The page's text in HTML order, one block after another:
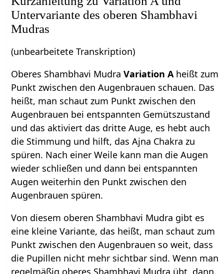
Untervariante des oberen Shambhavi
Mudras
(unbearbeitete Transkription)
Oberes Shambhavi MudraVariation Aheißt zum
Punkt zwischen den Augenbrauen schauen. Das
heißt, man schaut zum Punkt zwischen den
Augenbrauen bei entspannten Gemütszustand
und das aktiviert das dritte Auge, es hebt auch
die Stimmung und hilft, das Ajna Chakra zu
spüren. Nach einer Weile kann man die Augen
wieder schließen und dann bei entspannten
Augen weiterhin den Punkt zwischen den
Augenbrauen spüren.
Von diesem oberen Shambhavi Mudra gibt es
eine kleine Variante, das heißt, man schaut zum
Punkt zwischen den Augenbrauen so weit, dass
die Pupillen nicht mehr sichtbar sind. Wenn man
regelmäßig oberes Shambhavi Mudra übt, dann